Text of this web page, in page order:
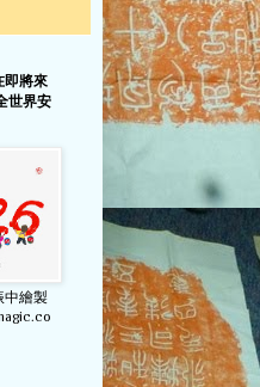
即將來
世界安
中繪製